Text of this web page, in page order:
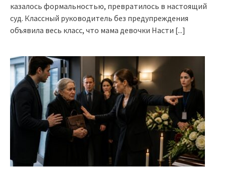
казалось формальностью, превратилось в настоящий
суд. Классный руководитель без предупреждения
объявила весь класс, что мама девочки Насти [...]